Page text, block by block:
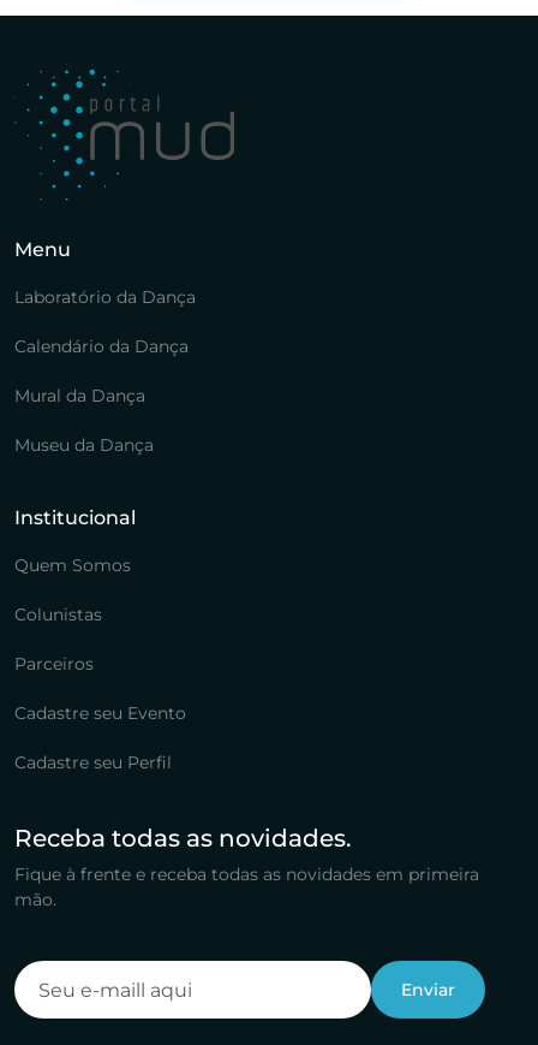
Menu
Laboratório da Dança
Calendário da Dança
Mural da Dança
Museu da Dança
Institucional
Quem Somos
Colunistas
Parceiros
Cadastre seu Evento
Cadastre seu Perfil
Receba todas as novidades.
Fique à frente e receba todas as novidades em primeira
mão.